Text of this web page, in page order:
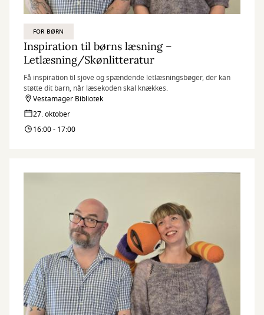
FOR BØRN
Inspiration til børns læsning –
Letlæsning/Skønlitteratur
Få inspiration til sjove og spændende letlæsningsbøger, der kan
støtte dit barn, når læsekoden skal knækkes.
Vestamager Bibliotek
27. oktober
16:00 - 17:00